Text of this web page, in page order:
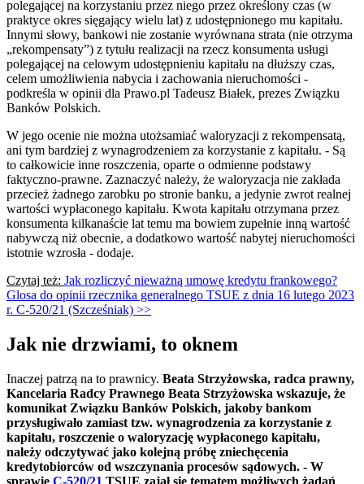
polegającej na korzystaniu przez niego przez określony czas (w
praktyce okres sięgający wielu lat) z udostępnionego mu kapitału.
Innymi słowy, bankowi nie zostanie wyrównana strata (nie otrzyma
„rekompensaty”) z tytułu realizacji na rzecz konsumenta usługi
polegającej na celowym udostępnieniu kapitału na dłuższy czas,
celem umożliwienia nabycia i zachowania nieruchomości -
podkreśla w opinii dla Prawo.pl Tadeusz Białek, prezes Związku
Banków Polskich.
W jego ocenie nie można utożsamiać waloryzacji z rekompensatą,
ani tym bardziej z wynagrodzeniem za korzystanie z kapitału. - Są
to całkowicie inne roszczenia, oparte o odmienne podstawy
faktyczno-prawne. Zaznaczyć należy, że waloryzacja nie zakłada
przecież żadnego zarobku po stronie banku, a jedynie zwrot realnej
wartości wypłaconego kapitału. Kwota kapitału otrzymana przez
konsumenta kilkanaście lat temu ma bowiem zupełnie inną wartość
nabywczą niż obecnie, a dodatkowo wartość nabytej nieruchomości
istotnie wzrosła - dodaje.
Czytaj też: Jak rozliczyć nieważną umowę kredytu frankowego?
Glosa do opinii rzecznika generalnego TSUE z dnia 16 lutego 2023
r. C-520/21 (Szcześniak) >>
Jak nie drzwiami, to oknem
Inaczej patrzą na to prawnicy. Beata Strzyżowska, radca prawny,
Kancelaria Radcy Prawnego Beata Strzyżowska wskazuje, że
komunikat Związku Banków Polskich, jakoby bankom
przysługiwało zamiast tzw. wynagrodzenia za korzystanie z
kapitału, roszczenie o waloryzację wypłaconego kapitału,
należy odczytywać jako kolejną próbę zniechęcenia
kredytobiorców od wszczynania procesów sądowych. - W